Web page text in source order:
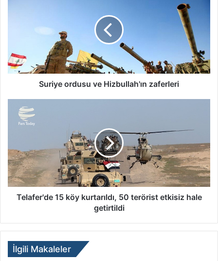
Suriye ordusu ve Hizbullah'ın zaferleri
Telafer'de 15 köy kurtarıldı, 50 terörist etkisiz hale
getirtildi
İlgili Makaleler